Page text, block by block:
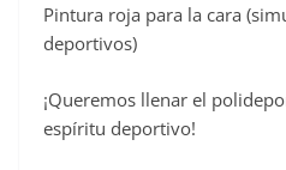
Pintura roja para la cara
deportivos)
¡Queremos llenar el
espíritu deportivo!